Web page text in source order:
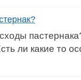
ли какие то